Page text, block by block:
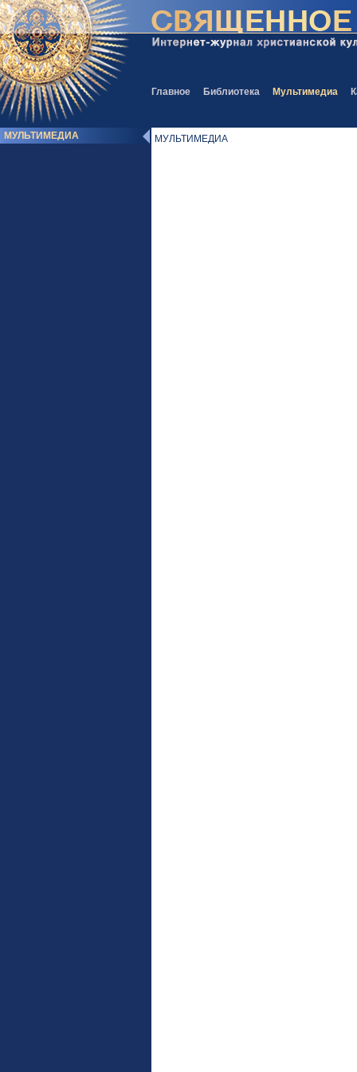
Главное Библиотека Мультимедиа
МУЛЬТИМЕДИА МУЛЬТИМЕДИА